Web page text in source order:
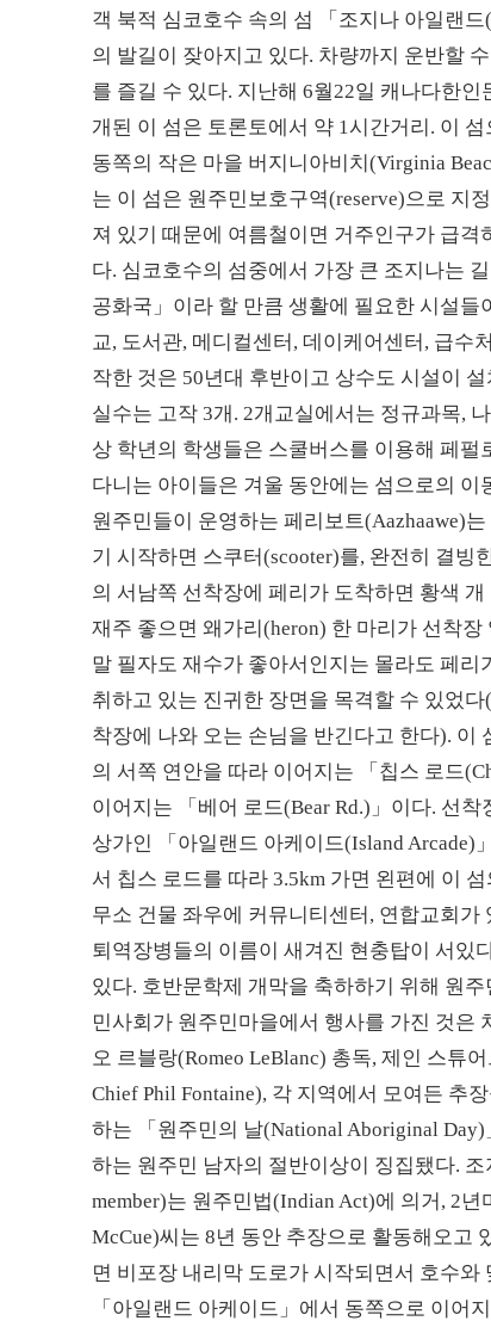
객 북적 심코호수 속의 섬 「조지나 아일랜
의 발길이 잦아지고 있다. 차량까지 운반할
를 즐길 수 있다. 지난해 6월22일 캐나다한
개된 이 섬은 토론토에서 약 1시간거리. 이
동쪽의 작은 마을 버지니아비치(Virginia
는 이 섬은 원주민보호구역(reserve)으로 지
져 있기 때문에 여름철이면 거주인구가 급
다. 심코호수의 섬중에서 가장 큰 조지나는
공화국」이라 할 만큼 생활에 필요한 시설
교, 도서관, 메디컬센터, 데이케어센터, 급수
작한 것은 50년대 후반이고 상수도 시설이
실수는 고작 3개. 2개교실에서는 정규과목,
상 학년의 학생들은 스쿨버스를 이용해 페
다니는 아이들은 겨울 동안에는 섬으로의
원주민들이 운영하는 페리보트(Aazhaawe)
기 시작하면 스쿠터(scooter)를, 완전히 결빙
의 서남쪽 선착장에 페리가 도착하면 황색
재주 좋으면 왜가리(heron) 한 마리가 선착
말 필자도 재수가 좋아서인지는 몰라도 페
취하고 있는 진귀한 장면을 목격할 수 있었
착장에 나와 오는 손님을 반긴다고 한다). 이
의 서쪽 연안을 따라 이어지는 「칩스 로드
이어지는 「베어 로드(Bear Rd.)」이다. 선
상가인 「아일랜드 아케이드(Island Arcade)
서 칩스 로드를 따라 3.5km 가면 왼편에 이
무소 건물 좌우에 커뮤니티센터, 연합교회
퇴역장병들의 이름이 새겨진 현충탑이 서있
있다. 호반문학제 개막을 축하하기 위해 원
민사회가 원주민마을에서 행사를 가진 것은
오 르블랑(Romeo LeBlanc) 총독, 제인 스튜
Chief Phil Fontaine), 각 지역에서 모여든 추
하는 「원주민의 날(National Aboriginal
하는 원주민 남자의 절반이상이 징집됐다.
member)는 원주민법(Indian Act)에 의거, 2
McCue)씨는 8년 동안 추장으로 활동해오고
면 비포장 내리막 도로가 시작되면서 호수
「아일랜드 아케이드」에서 동쪽으로 이어